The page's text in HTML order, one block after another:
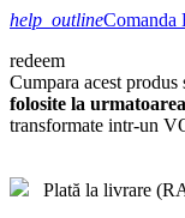
help_outline
redeem
Cumpara acest produs
folosite la
transformate intr-un
Plată la livrare